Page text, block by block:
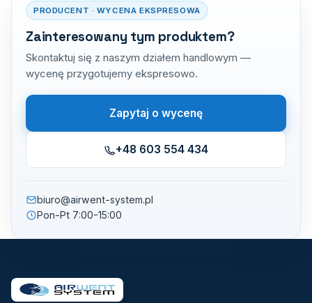
PRODUCENT · WYCENA EKSPRESOWA
Zainteresowany tym produktem?
Skontaktuj się z naszym działem handlowym —
wycenę przygotujemy ekspresowo.
Zapytaj o wycenę
+48 603 554 434
biuro@airwent-system.pl
Pon-Pt 7:00-15:00